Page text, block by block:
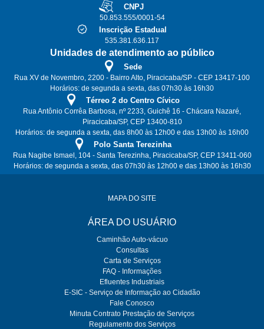
CNPJ
50.853.555/0001-54
Inscrição Estadual
535.381.636.117
Unidades de atendimento ao público
Sede
Rua XV de Novembro, 2200 - Bairro Alto, Piracicaba/SP - CEP 13417-100
Horários: de segunda a sexta, das 07h30 às 16h30
Térreo 2 do Centro Cívico
Rua Antônio Corrêa Barbosa, nº 2233, Guichê 16 - Chácara Nazaré,
Piracicaba/SP, CEP 13400-810
Horários: de segunda a sexta, das 8h00 às 12h00 e das 13h00 às 16h00
Polo Santa Terezinha
Rua Nagibe Ismael, 104 - Santa Terezinha, Piracicaba/SP, CEP 13411-060
Horários: de segunda a sexta, das 07h30 às 12h00 e das 13h00 às 16h30
MAPA DO SITE
ÁREA DO USUÁRIO
Caminhão Auto-vácuo
Consultas
Carta de Serviços
FAQ - Informações
Efluentes Industriais
E-SIC - Serviço de Informação ao Cidadão
Fale Conosco
Minuta Contrato Prestação de Serviços
Regulamento dos Serviços